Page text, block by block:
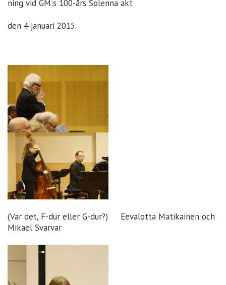
ning vid GM:s 100-års Solenna akt
den 4 januari 2015.
(Var det, F-dur eller G-dur?) Eevalotta Matikainen och
Mikael Svarvar